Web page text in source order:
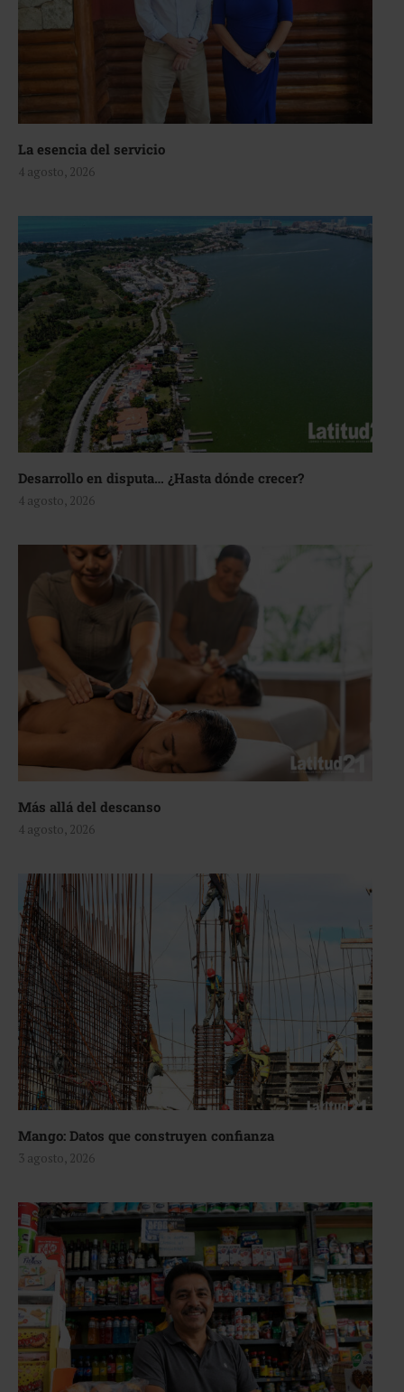
La esencia del servicio
4 agosto, 2026
Desarrollo en disputa… ¿Hasta dónde crecer?
4 agosto, 2026
Más allá del descanso
4 agosto, 2026
Mango: Datos que construyen confianza
3 agosto, 2026